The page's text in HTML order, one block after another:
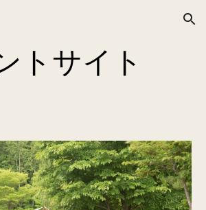
Skip to navigation
トサイト